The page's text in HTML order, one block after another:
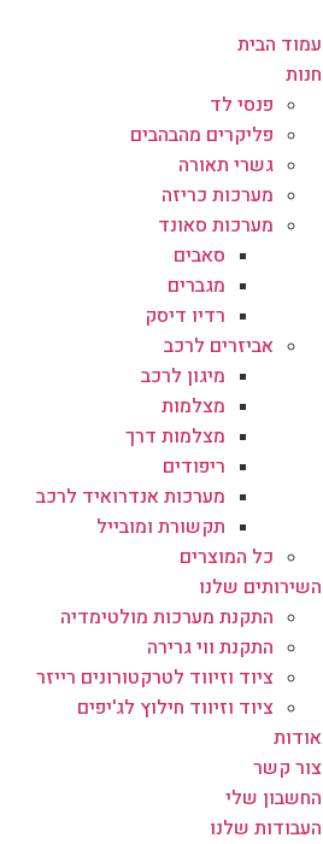
עמוד הבית
חנות
פנסי לד
פליקרים מהבהבים
גשרי תאורה
מערכות כריזה
מערכות סאונד
סאבים
מגברים
רדיו דיסק
אביזרים לרכב
מיגון לרכב
מצלמות
מצלמות דרך
ריפודים
מערכות אנדרואיד לרכב
תקשורת ומובייל
כל המוצרים
השירותים שלנו
התקנת מערכות מולטימדיה
התקנת ווי גרירה
ציוד וזיווד לטרקטורונים רייזר
ציוד וזיווד חילוץ לג'יפים
אודות
צור קשר
החשבון שלי
העבודות שלנו